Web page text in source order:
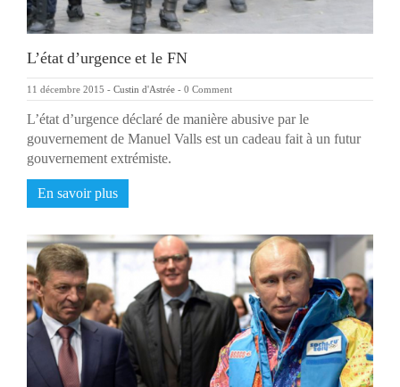
L’état d’urgence et le FN
11 décembre 2015 - Custin d'Astrée - 0 Comment
L’état d’urgence déclaré de manière abusive par le
gouvernement de Manuel Valls est un cadeau fait à un futur
gouvernement extrémiste.
En savoir plus